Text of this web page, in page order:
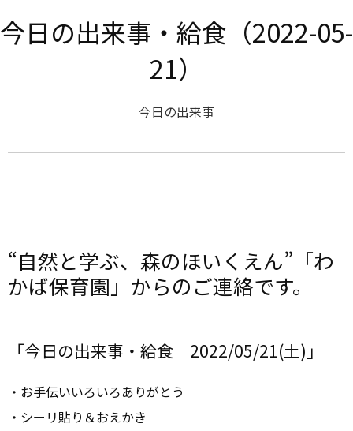
今日の出来事・給食（2022-05-
21）
今日の出来事
“自然と学ぶ、森のほいくえん”「わ
かば保育園」からのご連絡です。
「今日の出来事・給食 2022/05/21(土)」
・お手伝いいろいろありがとう
・シーリ貼り＆おえかき